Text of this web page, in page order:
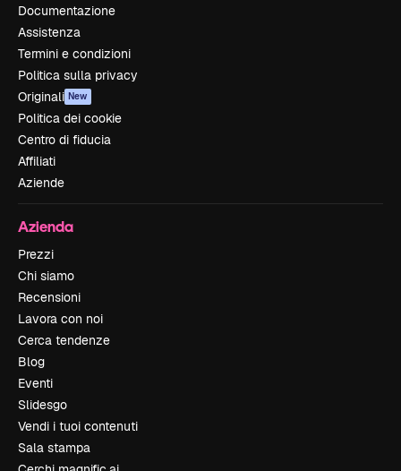
Documentazione
Assistenza
Termini e condizioni
Politica sulla privacy
Originali New
Politica dei cookie
Centro di fiducia
Affiliati
Aziende
Azienda
Prezzi
Chi siamo
Recensioni
Lavora con noi
Cerca tendenze
Blog
Eventi
Slidesgo
Vendi i tuoi contenuti
Sala stampa